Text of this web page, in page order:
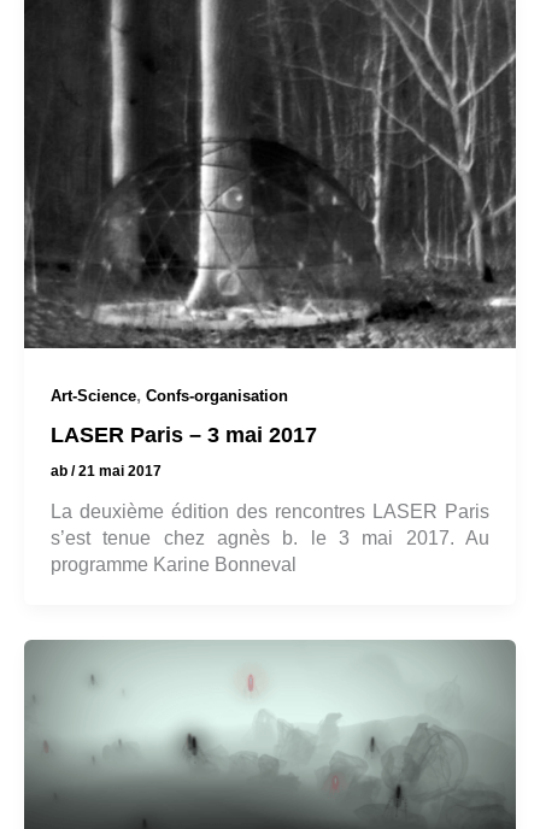
Art-Science, Confs-organisation
LASER Paris – 3 mai 2017
ab /21 mai 2017
La deuxième édition des rencontres LASER Paris
s’est tenue chez agnès b. le 3 mai 2017. Au
programme Karine Bonneval